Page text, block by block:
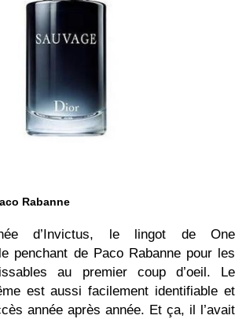
Rabanne
d’Invictus, le lingot de One
penchant de Paco Rabanne pour les
au premier coup d’oeil. Le
est aussi facilement identifiable et
année après année. Et ça, il l’avait